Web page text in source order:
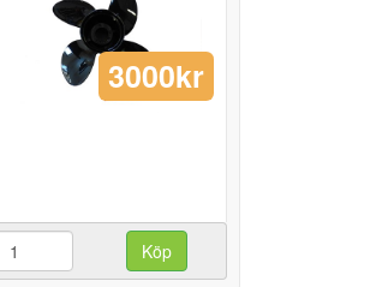
3000kr
Köp